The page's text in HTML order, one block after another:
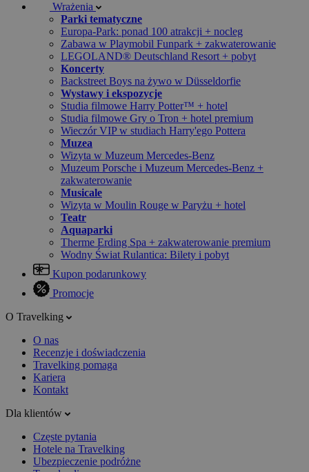
Wrażenia
Parki tematyczne
Europa-Park: ponad 100 atrakcji + nocleg
Zabawa w Playmobil Funpark + zakwaterowanie
LEGOLAND® Deutschland Resort + pobyt
Koncerty
Backstreet Boys na żywo w Düsseldorfie
Wystawy i ekspozycje
Studia filmowe Harry Potter™ + hotel
Studia filmowe Gry o Tron + hotel premium
Wieczór VIP w studiach Harry'ego Pottera
Muzea
Wizyta w Muzeum Mercedes-Benz
Muzeum Porsche i Muzeum Mercedes-Benz +
zakwaterowanie
Musicale
Wizyta w Moulin Rouge w Paryżu + hotel
Teatr
Aquaparki
Therme Erding Spa + zakwaterowanie premium
Wodny Świat Rulantica: Bilety i pobyt
Kupon podarunkowy
Promocje
O Travelking
O nas
Recenzje i doświadczenia
Travelking pomaga
Kariera
Kontakt
Dla klientów
Częste pytania
Hotele na Travelking
Ubezpieczenie podróżne